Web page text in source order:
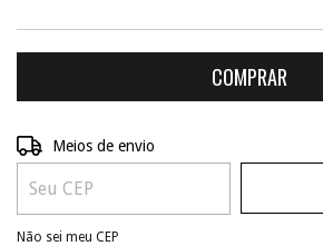
Entregas para o CEP:
Meios de envio
Não sei meu CEP